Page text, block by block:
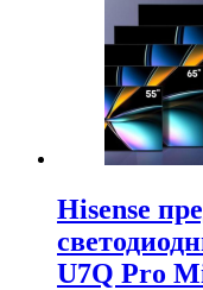
Hisense
U7Q Pro